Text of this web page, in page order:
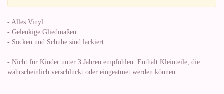
- Alles Vinyl.
- Gelenkige Gliedmaßen.
- Socken und Schuhe sind lackiert.
- Nicht für Kinder unter 3 Jahren empfohlen. Enthält Kleinteile, die
wahrscheinlich verschluckt oder eingeatmet werden können.